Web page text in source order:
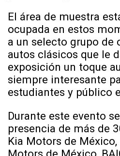
El área de muestra
ocupada en estos
a un selecto grupo de
autos clásicos que le
exposición un toque
siempre interesante
estudiantes y público
Durante este evento
presencia de más de
Kia Motors de
Motors de México,